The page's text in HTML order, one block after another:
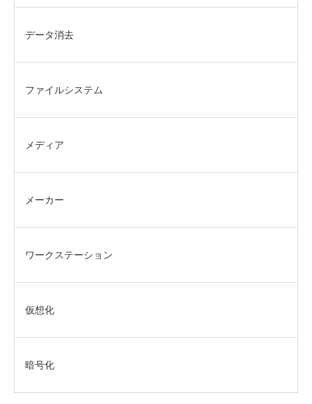
データ消去
ファイルシステム
メディア
メーカー
ワークステーション
仮想化
暗号化